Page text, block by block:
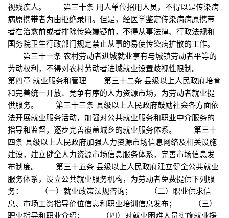
视残疾人。 第三十条 用人单位招用人员，不得以是传染病
病原携带者为由拒绝录用。但是，经医学鉴定传染病病原携带
者在治愈前或者排除传染嫌疑前，不得从事法律、行政法规和
国务院卫生行政部门规定禁止从事的易使传染病扩散的工作。
第三十一条 农村劳动者进城就业享有与城镇劳动者平等的
劳动权利，不得对农村劳动者进城就业设置歧视性限制。
第四章 就业服务和管理 第三十二条 县级以上人民政府培育
和完善统一开放、竞争有序的人力资源市场，为劳动者就业提
供服务。 第三十三条 县级以上人民政府鼓励社会各方面依
法开展就业服务活动，加强对公共就业服务和职业中介服务的
指导和监督，逐步完善覆盖城乡的就业服务体系。 第三十
四条 县级以上人民政府加强人力资源市场信息网络及相关设施
建设，建立健全人力资源市场信息服务体系，完善市场信息发
布制度。 第三十五条 县级以上人民政府建立健全公共就业
服务体系，设立公共就业服务机构，为劳动者免费提供下列服
务： （一）就业政策法规咨询； （二）职业供求信
息、市场工资指导价位信息和职业培训信息发布； （三）
职业指导和职业介绍； （四）对就业困难人员实施就业援